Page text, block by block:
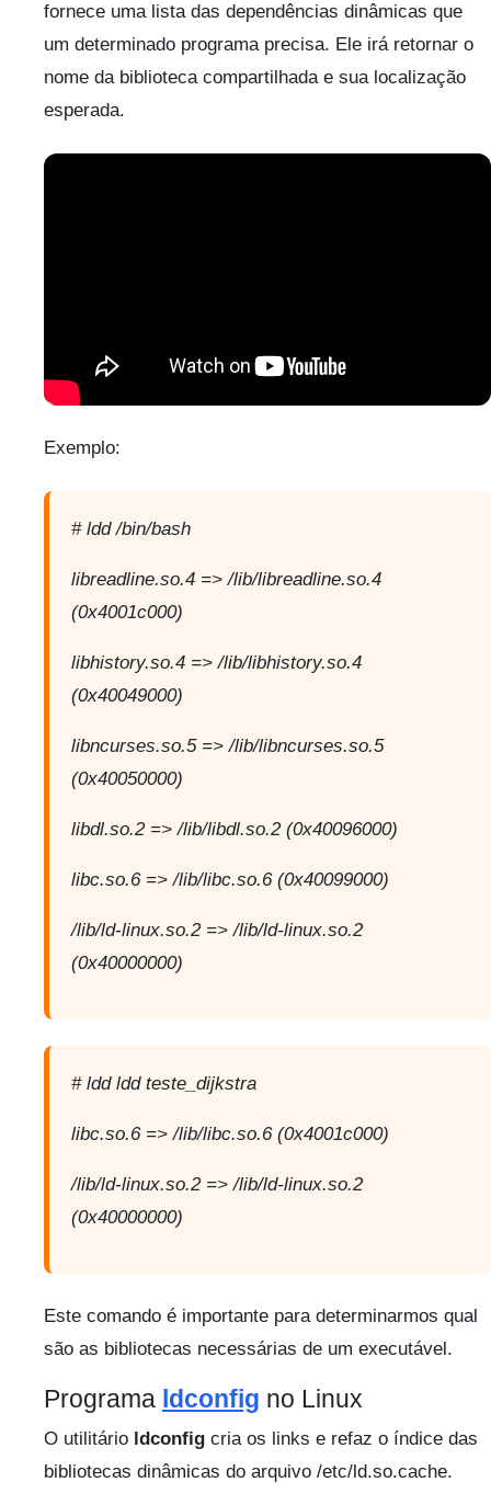
fornece uma lista das dependências dinâmicas que
um determinado programa precisa. Ele irá retornar o
nome da biblioteca compartilhada e sua localização
esperada.
Exemplo:
# ldd /bin/bash
libreadline.so.4 => /lib/libreadline.so.4
(0x4001c000)
libhistory.so.4 => /lib/libhistory.so.4
(0x40049000)
libncurses.so.5 => /lib/libncurses.so.5
(0x40050000)
libdl.so.2 => /lib/libdl.so.2 (0x40096000)
libc.so.6 => /lib/libc.so.6 (0x40099000)
/lib/ld-linux.so.2 => /lib/ld-linux.so.2
(0x40000000)
# ldd ldd teste_dijkstra
libc.so.6 => /lib/libc.so.6 (0x4001c000)
/lib/ld-linux.so.2 => /lib/ld-linux.so.2
(0x40000000)
Este comando é importante para determinarmos qual
são as bibliotecas necessárias de um executável.
Programa ldconfig no Linux
O utilitário ldconfig cria os links e refaz o índice das
bibliotecas dinâmicas do arquivo /etc/ld.so.cache.